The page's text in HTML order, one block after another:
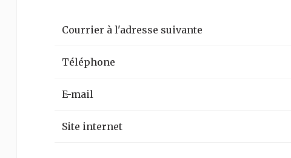
Courrier à l'adresse suivante
Téléphone
E-mail
Site internet